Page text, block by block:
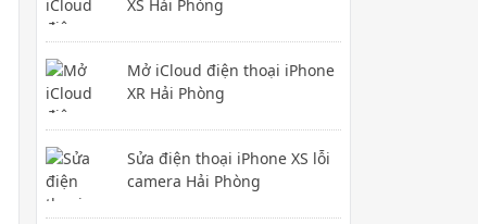
XS Hải Phòng
Mở iCloud điện thoại iPhone
XR Hải Phòng
Sửa điện thoại iPhone XS lỗi
camera Hải Phòng